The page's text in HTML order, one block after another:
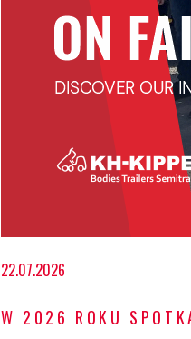
22.07.2026
W 2026 ROKU